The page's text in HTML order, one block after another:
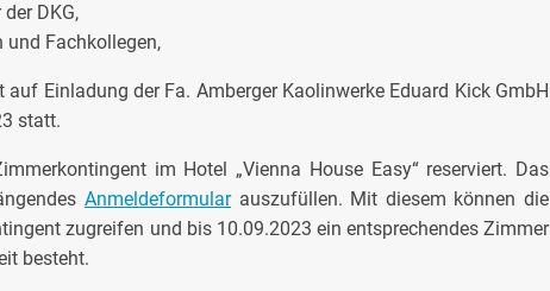
DKG,
und Fachkollegen,
Einladung der Fa. Amberger Kaolinwerke Eduard Kick GmbH
statt.
im Hotel „Vienna House Easy“ reserviert. Das
Anmeldeformularauszufüllen. Mit diesem können die
zugreifen und bis 10.09.2023 ein entsprechendes Zimmer
besteht.